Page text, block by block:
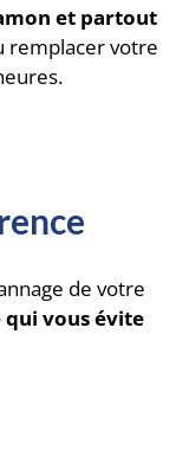
et partout
remplacer votre
de votre
qui vous évite